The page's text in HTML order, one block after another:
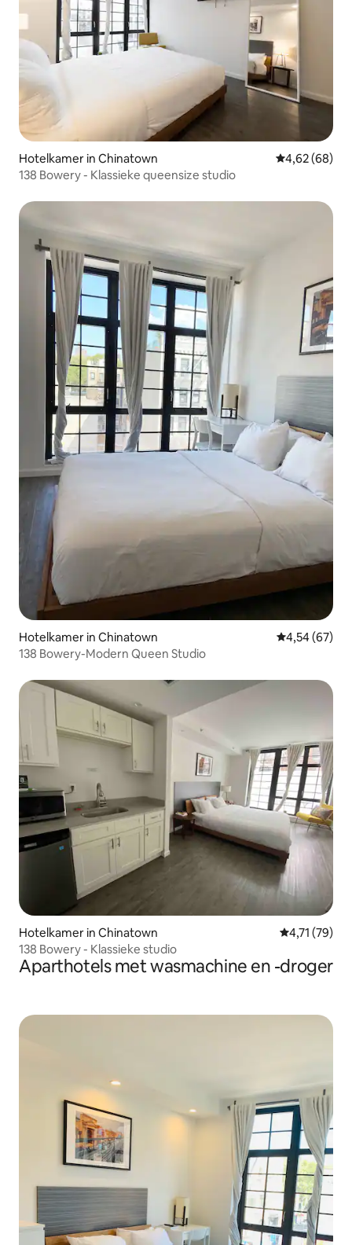
Hotelkamer in Chinatown Gemiddelde
4,62 (68)
138 Bowery - Klassieke queensize studio
Hotelkamer in Chinatown Gemiddelde
4,54 (67)
138 Bowery-Modern Queen Studio
Hotelkamer in Chinatown Gemiddelde
4,71 (79)
138 Bowery - Klassieke studio
Aparthotels met wasmachine en -droger